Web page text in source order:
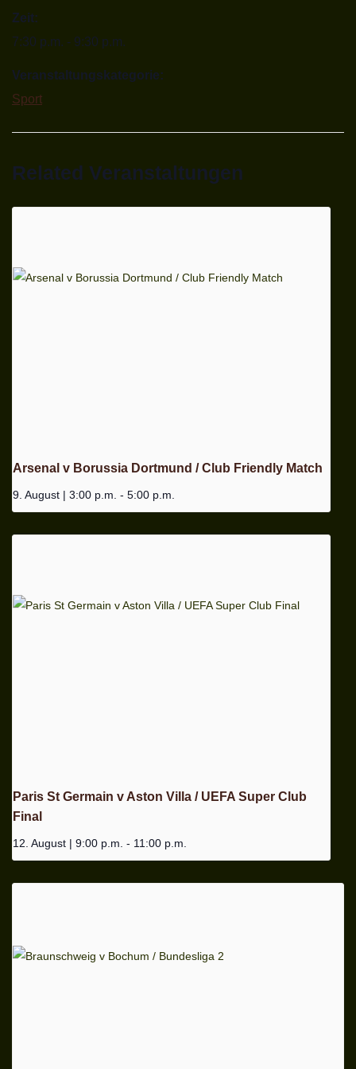
Zeit:
7:30 p.m. - 9:30 p.m.
Veranstaltungskategorie:
Sport
Related Veranstaltungen
Arsenal v Borussia Dortmund / Club Friendly Match
9. August | 3:00 p.m. - 5:00 p.m.
Paris St Germain v Aston Villa / UEFA Super Club
Final
12. August | 9:00 p.m. - 11:00 p.m.